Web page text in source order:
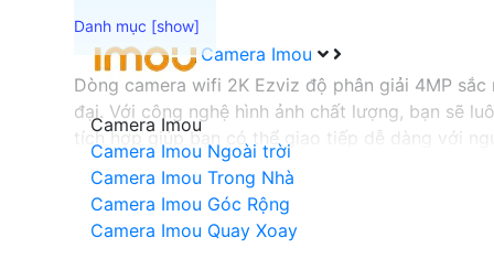
Camera Imou
Camera Imou
Camera Imou Ngoài trời
Camera Imou Trong Nhà
Camera Imou Góc Rộng
Camera Imou Quay Xoay
Dòng camera wifi 2K Ezviz độ phân giải 4MP
đại. Với công nghệ hình ảnh chất lượng, bạn sẽ
tích hợp giúp bạn có thể giao tiếp dễ dàng với
trộm giúp bảo vệ tài sản và ngôi nhà của bạn